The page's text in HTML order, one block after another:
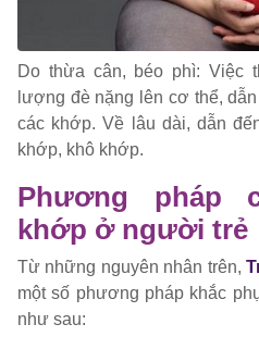
Do thừa cân, béo phì: Việc
lượng đè nặng lên cơ thể,
các khớp. Về lâu dài, dẫn
khớp, khô khớp.
Phương pháp
khớp ở người trẻ
Từ những nguyên nhân trên,
một số phương pháp khắc
như sau: